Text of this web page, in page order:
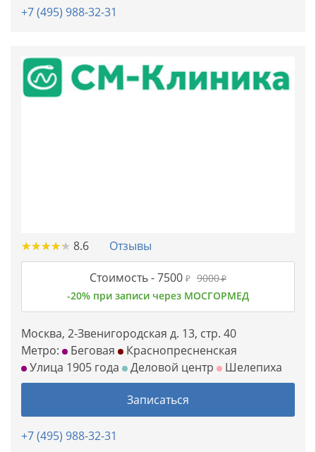
+7 (495) 988-32-31
★★★★★
★★★★★ 8.6 Отзывы
Стоимость -7500 ₽ 9000₽
-20% при записи через МОСГОРМЕД
Москва, 2-Звенигородская д. 13, стр. 40
Метро:
Беговая
Краснопресненская
Улица 1905 года
Деловой центр Шелепиха
Записаться
+7 (495) 988-32-31